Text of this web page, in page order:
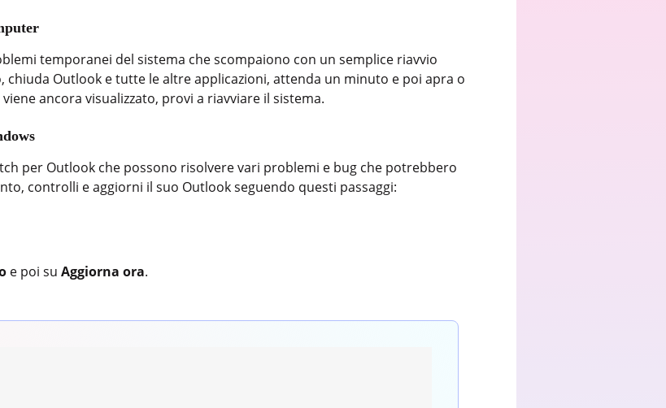
temporanei del sistema che scompaiono con un semplice riavvio
chiuda Outlook e tutte le altre applicazioni, attenda un minuto e poi apra o
ancora visualizzato, provi a riavviare il sistema.
per Outlook che possono risolvere vari problemi e bug che potrebbero
controlli e aggiorni il suo Outlook seguendo questi passaggi:
e poi su Aggiorna ora.